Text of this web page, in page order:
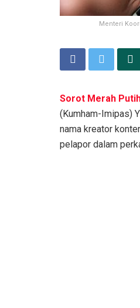
Menteri
Sorot Merah
(Kumham-Imipas)
nama kreator
pelapor dalam